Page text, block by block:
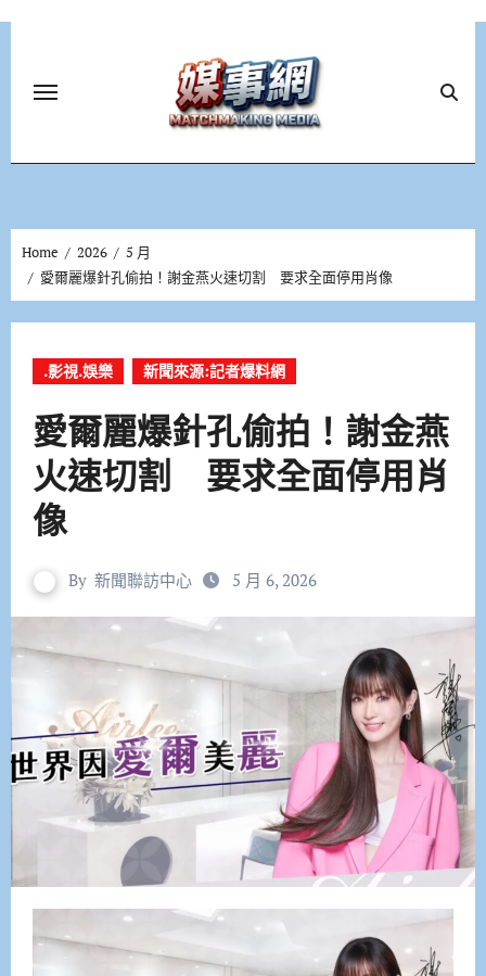
Home 2026
5 月
愛爾麗爆針孔偷拍！謝金燕火速切割 要求全面停用肖像
.影視.娛樂 新聞來源:記者爆料網
愛爾麗爆針孔偷拍！謝金燕
火速切割 要求全面停用肖
像
By 新聞聯訪中心 5 月 6, 2026